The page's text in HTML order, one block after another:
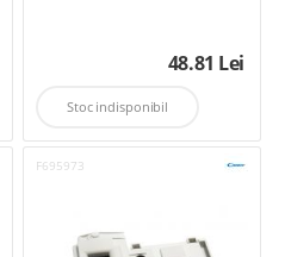
48.81 Lei
Stoc indisponibil
F695973